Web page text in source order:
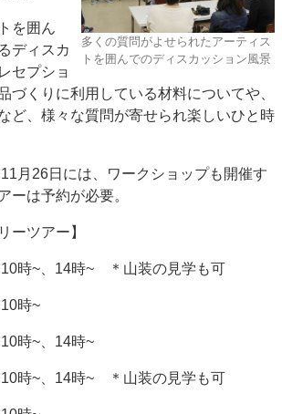
多くの質問がよせられたアーティス
トを囲んでのディスカッション風景
を囲ん
ディスカ
セプショ
づくりに利用している材料についてや、
ど、様々な質問が寄せられ楽しいひと時
月26日には、ワークショップも開催す
ーは予約が必要。
ーツアー】
時~、14時~ ＊山装の見学も可
時~
時~、14時~
時~、14時~ ＊山装の見学も可